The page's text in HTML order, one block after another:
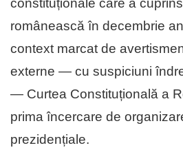
românească în decembrie
context marcat de
externe — cu suspiciuni
— Curtea Constituțională a
prima încercare de
prezidențiale.